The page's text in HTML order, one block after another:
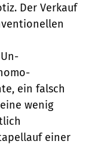
Der Verkauf
ein falsch
wenig
einer